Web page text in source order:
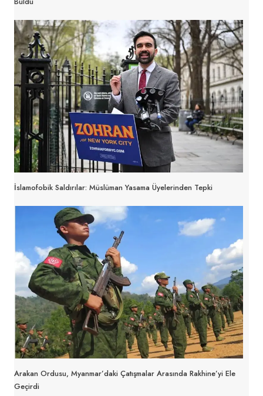
İslamofobik Saldırılar: Müslüman Yasama Üyelerinden Tepki
Arakan Ordusu, Myanmar’daki Çatışmalar Arasında Rakhine’yi Ele
Geçirdi